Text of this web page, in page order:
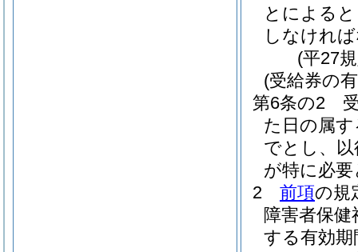
とによる
しなけれ
(平27
(受給券の
第6条の2
た日の属
でとし、
が特に必
2
前項の規
障害者保
する有効期